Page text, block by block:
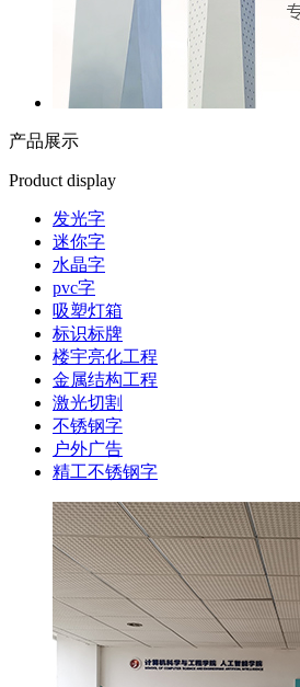
产品展示
Product display
发光字
迷你字
水晶字
pvc字
吸塑灯箱
标识标牌
楼宇亮化工程
金属结构工程
激光切割
不锈钢字
户外广告
精工不锈钢字